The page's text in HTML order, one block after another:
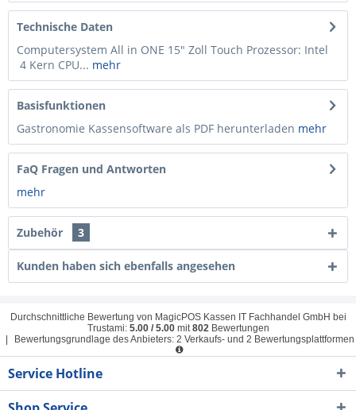
Technische Daten
Computersystem All in ONE 15" Zoll Touch Prozessor: Intel
4 Kern CPU... mehr
Basisfunktionen
Gastronomie Kassensoftware als PDF herunterladen mehr
FaQ Fragen und Antworten
mehr
Zubehör 3
Kunden haben sich ebenfalls angesehen
Durchschnittliche Bewertung von MagicPOS Kassen IT Fachhandel GmbH bei
Trustami: 5.00/ 5.00mit802 Bewertungen
Bewertungsgrundlage des Anbieters: 2 Verkaufs- und 2 Bewertungsplattformen
Service Hotline